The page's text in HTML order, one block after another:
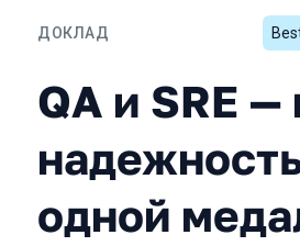
ДОКЛАД
QA и SRE —
QA и SRE —
одной